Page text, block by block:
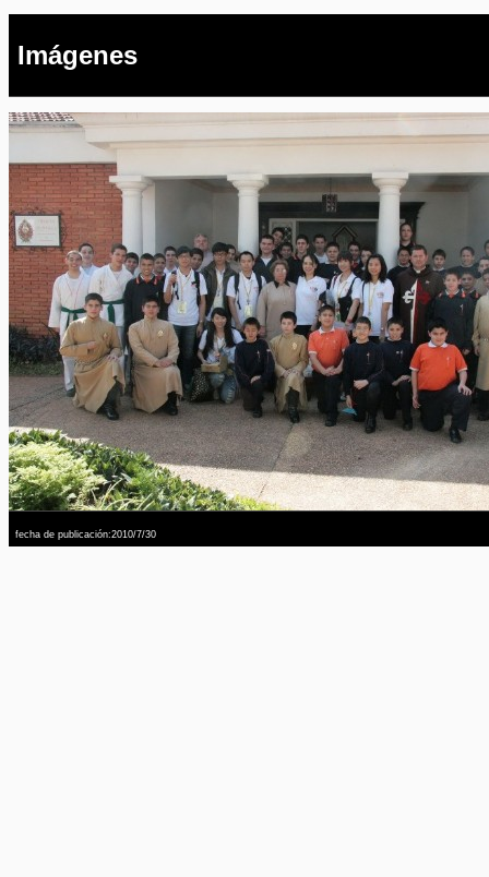
Imágenes
fecha de publicación:2010/7/30